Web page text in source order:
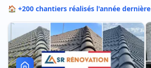
🏠 +200 chantiers réalisés l'année dernière